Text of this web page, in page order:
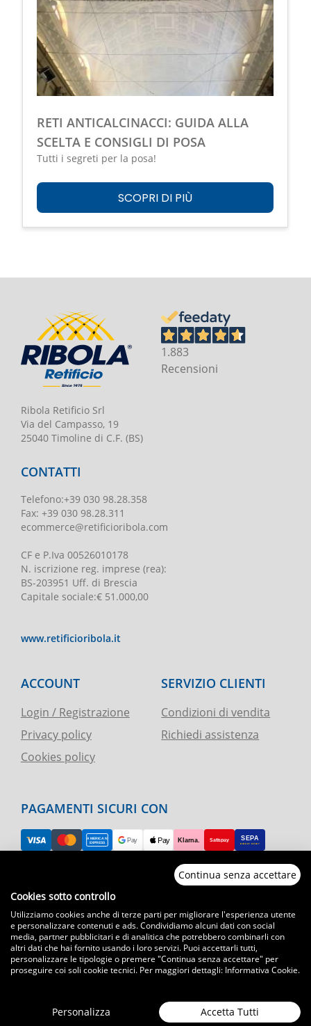
RETI ANTICALCINACCI: GUIDA ALLA
SCELTA E CONSIGLI DI POSA
Tutti i segreti per la posa!
SCOPRI DI PIÙ
Ribola Retificio Srl
Via del Campasso, 19
25040 Timoline di C.F. (BS)
1.883
Recensioni
CONTATTI
Telefono:+39 030 98.28.358
Fax: +39 030 98.28.311
ecommerce@retificioribola.com
CF e P.Iva 00526010178
N. iscrizione reg. imprese (rea):
BS-203951 Uff. di Brescia
Capitale sociale:€ 51.000,00
www.retificioribola.it
ACCOUNT
Login / Registrazione
Privacy policy
Cookies policy
SERVIZIO CLIENTI
Condizioni di vendita
Richiedi assistenza
PAGAMENTI SICURI CON
RESO FACILE
ASSISTENZA TELEFONICA E CHAT
SPEDIZIONI CELERI
Spedizioni con corriere espresso in tutta Italia
T.immagine | agenzia di marketing
Continua senza accettare
Cookies sotto controllo
Utilizziamo cookies anche di terze parti per migliorare l'esperienza utente
e personalizzare contenuti e ads. Condividiamo alcuni dati con social
media, partner pubblicitari e di analitica che potrebbero combinarli con
altri dati che hai fornito usando i loro servizi. Puoi accettarli tutti,
personalizzare le tipologie o premere "Continua senza accettare" per
proseguire coi soli cookie tecnici. Per maggiori dettagli: Informativa Cookie.
Personalizza Accetta Tutti